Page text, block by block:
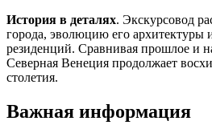
История в деталях. Экскурсовод
города, эволюцию его архитектуры
резиденций. Сравнивая прошлое и
Северная Венеция продолжает
столетия.
Важная информация